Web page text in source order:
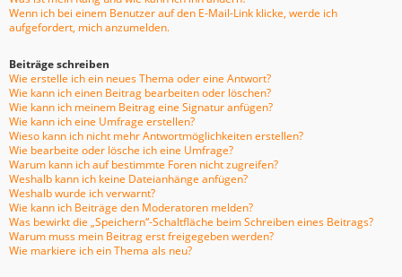
Wenn ich bei einem Benutzer auf den E-Mail-Link klicke, werde ich
aufgefordert, mich anzumelden.
Beiträge schreiben
Wie erstelle ich ein neues Thema oder eine Antwort?
Wie kann ich einen Beitrag bearbeiten oder löschen?
Wie kann ich meinem Beitrag eine Signatur anfügen?
Wie kann ich eine Umfrage erstellen?
Wieso kann ich nicht mehr Antwortmöglichkeiten erstellen?
Wie bearbeite oder lösche ich eine Umfrage?
Warum kann ich auf bestimmte Foren nicht zugreifen?
Weshalb kann ich keine Dateianhänge anfügen?
Weshalb wurde ich verwarnt?
Wie kann ich Beiträge den Moderatoren melden?
Was bewirkt die „Speichern“-Schaltfläche beim Schreiben eines Beitrags?
Warum muss mein Beitrag erst freigegeben werden?
Wie markiere ich ein Thema als neu?